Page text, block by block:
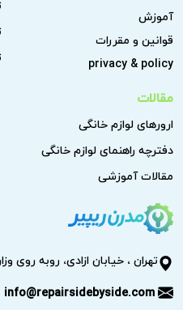
آموزش
قوانین و مقررات
privacy & policy
مقالات
ارورهای لوازم خانگی
دفترچه راهنمای لوازم خانگی
مقالات آموزشی
تهران ، خیابان ازادی، روبه روی
info@repairsidebyside.com